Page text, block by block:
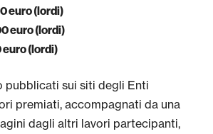
euro (lordi)
euro (lordi)
euro (lordi)
pubblicati sui siti degli Enti
premiati, accompagnati da una
dagli altri lavori partecipanti,